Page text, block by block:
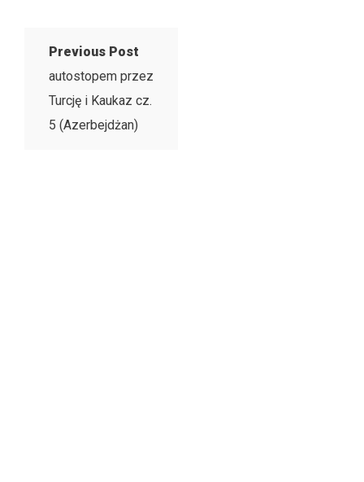
Previous Post
autostopem przez
Turcję i Kaukaz cz.
5 (Azerbejdżan)